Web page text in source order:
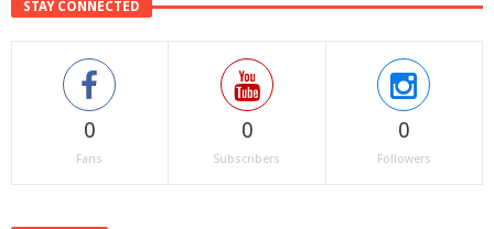
STAY CONNECTED
0
Fans
0
Subscribers
0
Followers